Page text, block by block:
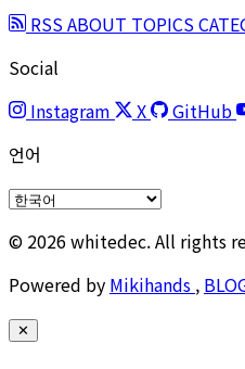
RSSABOUT TOPICS
Social
Instagram
X GitHub
언어
© 2026 whitedec. All rights
Powered by Mikihands ,
✕